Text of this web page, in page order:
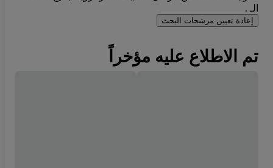
الـ .
إعادة تعيين مرشحات البحث
تم الاطلاع عليه مؤخراً